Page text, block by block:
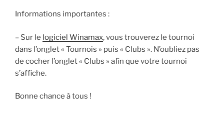
Informations importantes :
– Sur le logiciel Winamax, vous trouverez le tournoi
dans l’onglet « Tournois » puis « Clubs ». N’oubliez pas
de cocher l’onglet « Clubs » afin que votre tournoi
s’affiche.
Bonne chance à tous !